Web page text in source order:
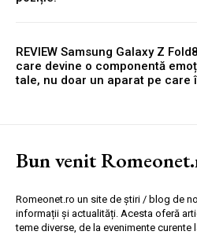
REVIEW Samsung Galaxy Z
care devine o componentă
tale, nu doar un aparat pe care
Bun venit
Romeonet.ro un site de știri / blog de
informații și actualități. Acesta oferă
teme diverse, de la evenimente